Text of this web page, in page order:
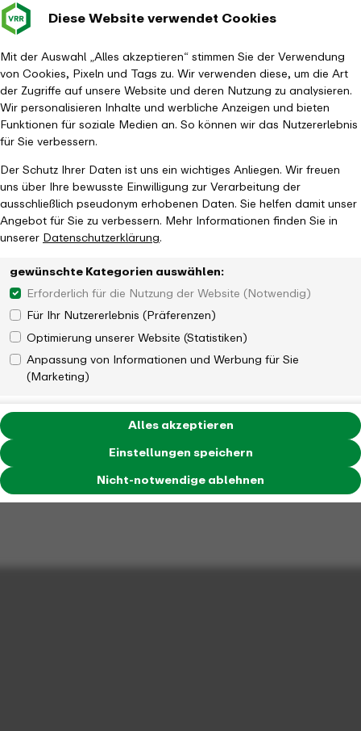
Diese Website verwendet Cookies
Mit der Auswahl „Alles akzeptieren“ stimmen Sie der Verwendung
von Cookies, Pixeln und Tags zu. Wir verwenden diese, um die Art
der Zugriffe auf unsere Website und deren Nutzung zu analysieren.
Wir personalisieren Inhalte und werbliche Anzeigen und bieten
Funktionen für soziale Medien an. So können wir das Nutzererlebnis
für Sie verbessern.
Der Schutz Ihrer Daten ist uns ein wichtiges Anliegen. Wir freuen
uns über Ihre bewusste Einwilligung zur Verarbeitung der
ausschließlich pseudonym erhobenen Daten. Sie helfen damit unser
Angebot für Sie zu verbessern. Mehr Informationen finden Sie in
unsererDatenschutzerklärung.
gewünschte Kategorien auswählen:
Erforderlich für die Nutzung der Website (Notwendig)
Für Ihr Nutzererlebnis (Präferenzen)
Optimierung unserer Website (Statistiken)
Anpassung von Informationen und Werbung für Sie
(Marketing)
Einstellungen speichern
Nicht-notwendige ablehnen
Alles akzeptieren
Verkehrsverbund Baustellen im
Leichte
Startseite Der VRR Über uns
Schienenpersonennahverkehr im VRR
Niederrhein-Münsterland-Netz